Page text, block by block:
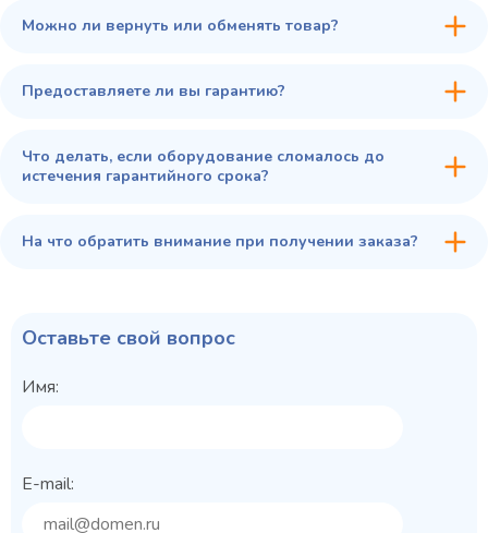
Можно ли вернуть или обменять товар?
Предоставляете ли вы гарантию?
Что делать, если оборудование сломалось до
истечения гарантийного срока?
На что обратить внимание при получении заказа?
Оставьте свой вопрос
Имя:
E-mail: